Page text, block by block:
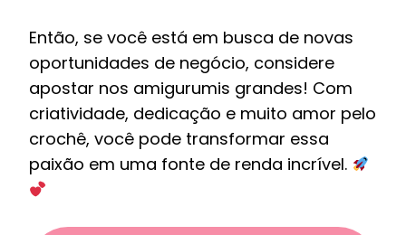
Então, se você está em busca de novas
oportunidades de negócio, considere
apostar nos amigurumis grandes! Com
criatividade, dedicação e muito amor pelo
crochê, você pode transformar essa
paixão em uma fonte de renda incrível.